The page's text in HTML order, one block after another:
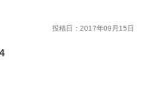
投稿日： 2017年09 月 15日
4